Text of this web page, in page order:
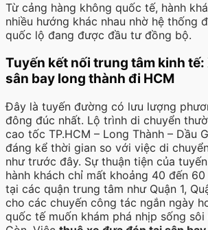
Từ cảng hàng không quốc tế, hành
nhiều hướng khác nhau nhờ hệ thống
quốc lộ đang được đầu tư đồng bộ.
Tuyến kết nối trung tâm kinh tế:
sân bay long thành đi HCM
Đây là tuyến đường có lưu lượng
đông đúc nhất. Lộ trình di chuyển
cao tốc TP.HCM – Long Thành – Dầu
đáng kể thời gian so với việc di
như trước đây. Sự thuận tiện của
hành khách chỉ mất khoảng 40 đến
tại các quận trung tâm như Quận 1,
cho các chuyến công tác ngắn ngày
quốc tế muốn khám phá nhịp sống sôi